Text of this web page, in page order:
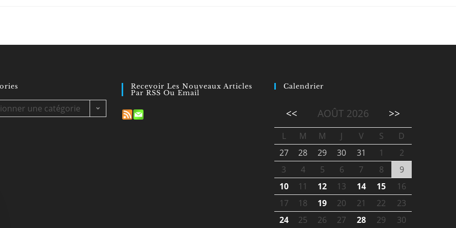
une catégorie
Recevoir Les Nouveaux Articles
Par RSS Ou Email
Calendrier
<< AOÛT 2026 >>
L M M J V S
D
27
28 29 30 31 1
2
3
4 5 6 7 8
9
10
11 12 13 14 15
16
17
18 19 20 21 22
23
24
25 26 27 28 29 30